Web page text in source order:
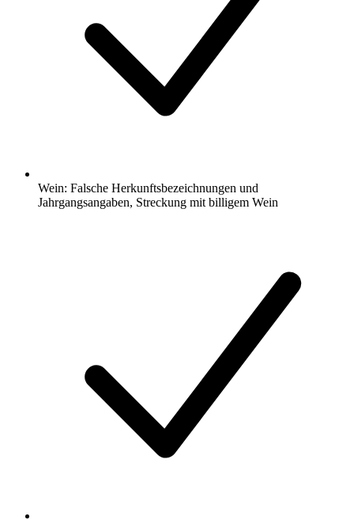
Wein: Falsche Herkunftsbezeichnungen und
Jahrgangsangaben, Streckung mit billigem Wein